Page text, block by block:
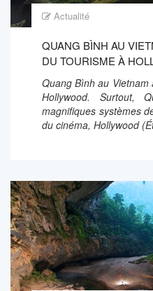
Actualité
QUANG BÌNH AU
DU TOURISME À
Quang Bình au
Hollywood. Surtout,
magnifiques systèmes
du cinéma, Hollywood